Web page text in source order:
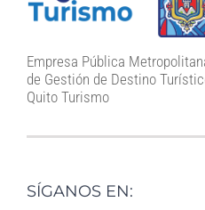
Empresa Pública
de Gestión de Destino
Quito Turismo
SÍGANOS EN: